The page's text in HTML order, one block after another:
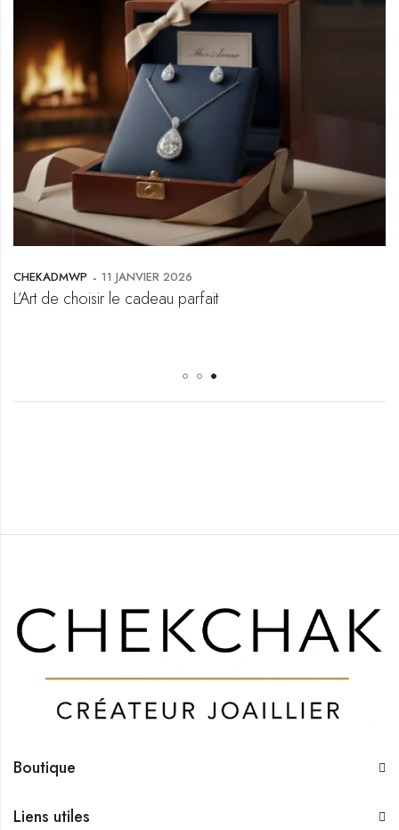
CHEKADMWP 11 JANVIER 2026
L’Art de choisir le cadeau parfait
Boutique
Liens utiles